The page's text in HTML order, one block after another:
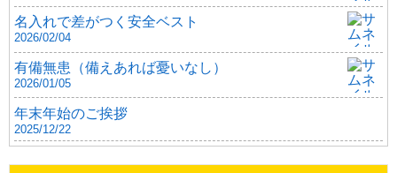
名入れで差がつく安全ベスト
2026/02/04
有備無患（備えあれば憂いなし）
2026/01/05
年末年始のご挨拶
2025/12/22